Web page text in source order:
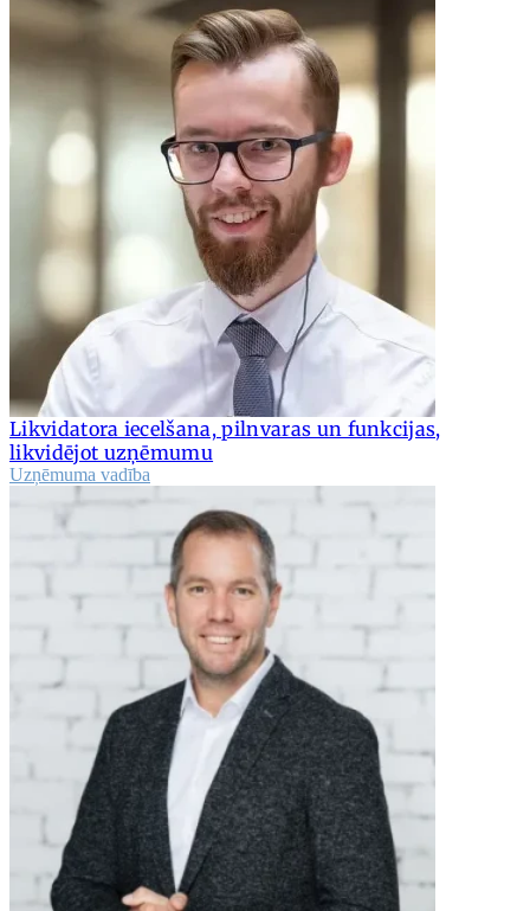
Likvidatora iecelšana, pilnvaras un funkcijas,
likvidējot uzņēmumu
Uzņēmuma vadība